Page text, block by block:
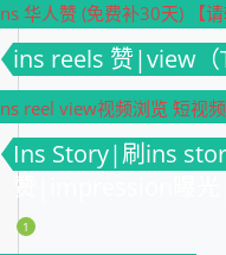
华人赞 (免费补30天) 【请
ins reels 赞|view（
reel view视频浏览 短视
Ins Story|刷ins
赞|impression曝光|
1